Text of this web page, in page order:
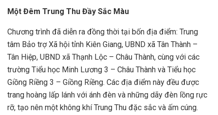
Một Đêm Trung Thu Đầy Sắc Màu
Chương trình đã diễn ra đồng thời tại bốn địa điểm: Trung
tâm Bảo trợ Xã hội tỉnh Kiên Giang, UBND xã Tân Thành –
Tân Hiệp, UBND xã Thạnh Lộc – Châu Thành, cùng với các
trường Tiểu học Minh Lương 3 – Châu Thành và Tiểu học
Giồng Riềng 3 – Giồng Riềng. Các địa điểm này đều được
trang hoàng lấp lánh với ánh đèn và những dãy đèn lồng rực
rỡ, tạo nên một không khí Trung Thu đặc sắc và ấm cúng.